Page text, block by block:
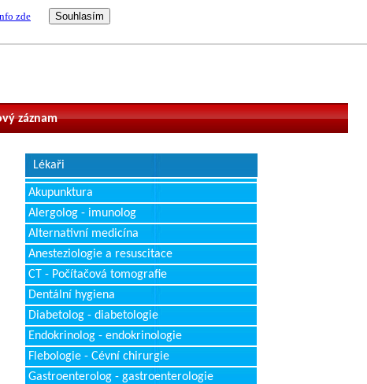
zde
záznam
Lékaři
Akupunktura
Alergolog - imunolog
Alternativní medicína
Anesteziologie a resuscitace
CT - Počítačová tomografie
Dentální hygiena
Diabetolog - diabetologie
Endokrinolog - endokrinologie
Flebologie - Cévní chirurgie
Gastroenterolog - gastroenterologie